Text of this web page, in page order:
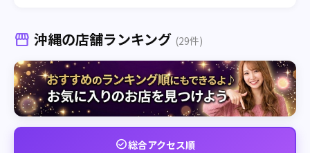
storefront 沖縄の店舗ランキング (29件)
check_circle総合アクセス順